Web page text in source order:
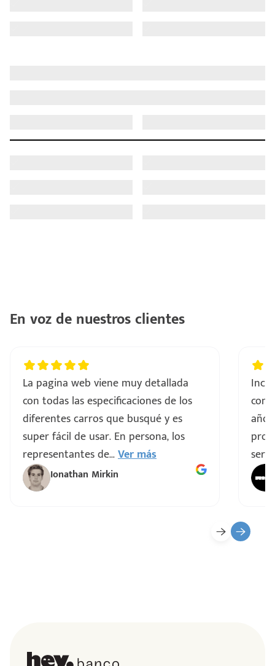
En voz de nuestros clientes
La pagina web viene muy detallada
con todas las especificaciones de los
diferentes carros que busqué y es
super fácil de usar. En persona, los
representantes de...Ver más
Ionathan Mirkin